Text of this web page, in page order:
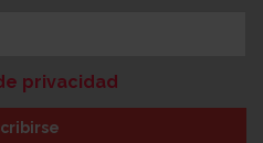
privacidad